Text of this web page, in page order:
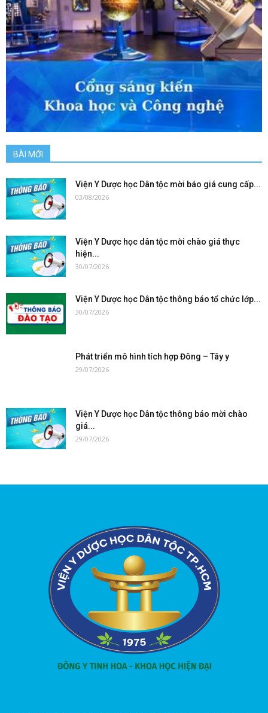
BÀI MỚI
Viện Y Dược học Dân tộc mời báo giá cung cấp...
03/08/2026
Viện Y Dược học dân tộc mời chào giá thực
hiện...
30/07/2026
Viện Y Dược học Dân tộc thông báo tổ chức lớp...
30/07/2026
Phát triển mô hình tích hợp Đông – Tây y
29/07/2026
Viện Y Dược học Dân tộc thông báo mời chào
giá...
29/07/2026